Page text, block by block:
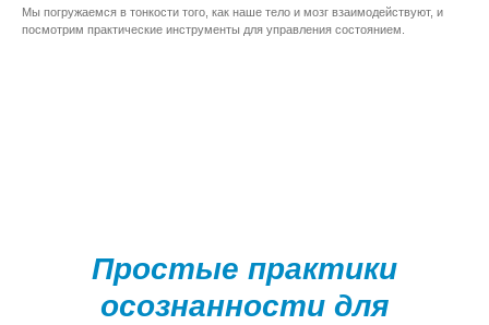
Мы погружаемся в тонкости того, как наше тело и мозг взаимодействуют, и
посмотрим практические инструменты для управления состоянием.
Простые практики
осознанности для